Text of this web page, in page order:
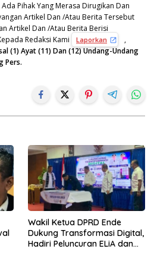
Pihak Yang Merasa Dirugikan Dan
Artikel Dan /Atau Berita Tersebut
Artikel Dan /Atau Berita Berisi
Redaksi Kami
Laporkan
,
(1) Ayat (11) Dan (12) Undang-Undang
Pers.
Wakil Ketua DPRD Ende
Dukung Transformasi Digital,
Hadiri Peluncuran ELiA dan